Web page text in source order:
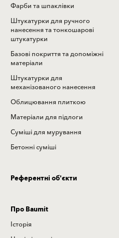
Фарби та шпаклівки
Штукатурки для ручного
нанесення та тонкошарові
штукатурки
Базові покриття та допоміжні
матеріали
Штукатурки для
механізованого нанесення
Облицювання плиткою
Матеріали для підлоги
Суміші для мурування
Бетонні суміші
Референтні об'єкти
Про Baumit
Історія